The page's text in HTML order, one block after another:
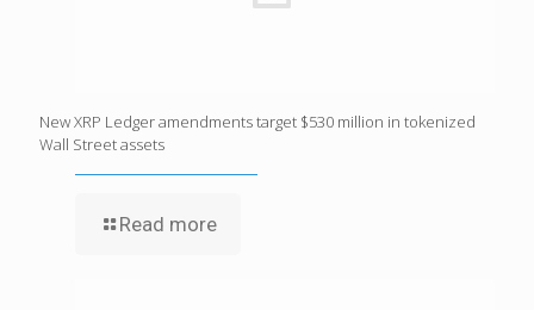
New XRP Ledger amendments target $530 million in tokenized
Wall Street assets
Read more